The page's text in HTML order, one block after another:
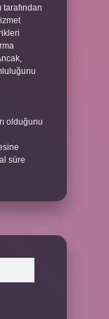
olduğunu
süre